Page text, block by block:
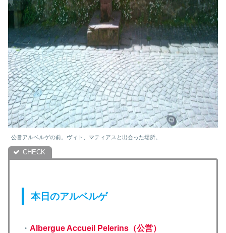
公営アルベルゲの前。ヴィト、マティアスと出会った場所。
本日のアルベルゲ
・ Albergue Accueil Pelerins（公営）